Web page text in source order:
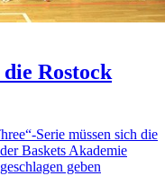
Rostock
Serie müssen sich die
Baskets Akademie
geben